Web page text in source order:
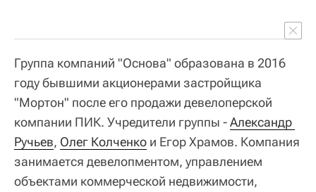
Группа компаний "Основа" образована в 2016
году бывшими акционерами застройщика
"Мортон" после его продажи девелоперской
компании ПИК. Учредители группы -Александр
Ручьев, Олег Колченко и Егор Храмов. Компания
занимается девелопментом, управлением
объектами коммерческой недвижимости,